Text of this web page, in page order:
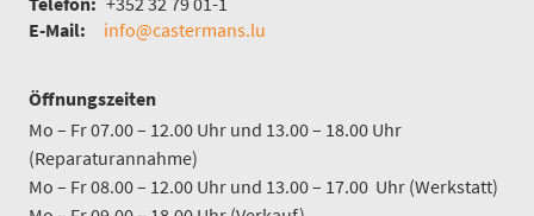
E-Mail:
info@castermans.lu
Öffnungszeiten
Mo – Fr 07.00 – 12.00 Uhr und 13.00 – 18.00 Uhr
(Reparaturannahme)
Mo – Fr 08.00 – 12.00 Uhr und 13.00 – 17.00 Uhr (Werkstatt)